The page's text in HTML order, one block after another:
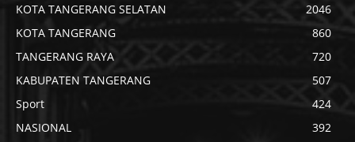
KOTA TANGERANG SELATAN
2046
KOTA TANGERANG
860
TANGERANG RAYA
720
KABUPATEN TANGERANG
507
Sport
424
NASIONAL
392